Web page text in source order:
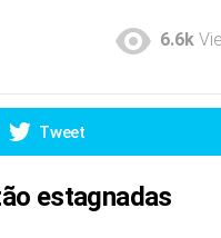
6.6k
Tweet
estagnadas